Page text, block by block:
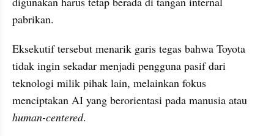
pabrikan.
Eksekutif tersebut menarik garis tegas bahwa Toyota
tidak ingin sekadar menjadi pengguna pasif dari
teknologi milik pihak lain, melainkan fokus
human-centered.